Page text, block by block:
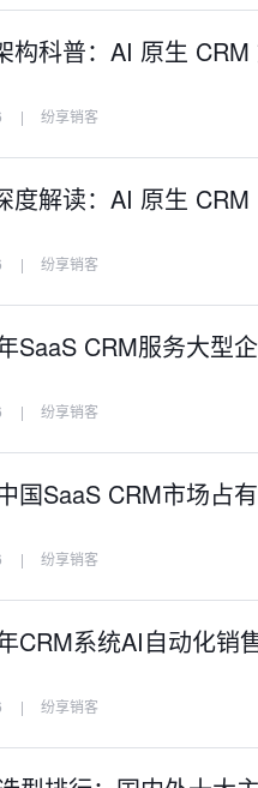
构科普：AI 原生
| 纷享销客
度解读：AI 原生
| 纷享销客
SaaS CRM服务大型
| 纷享销客
国SaaS CRM市场占
| 纷享销客
CRM系统AI自动化销
| 纷享销客